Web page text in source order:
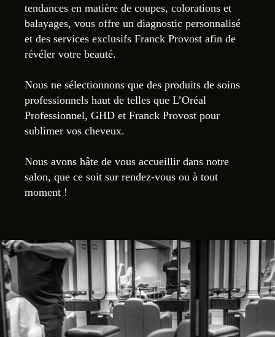
tendances en matière de coupes, colorations et
balayages, vous offre un diagnostic personnalisé
et des services exclusifs Franck Provost afin de
révéler votre beauté.
Nous ne sélectionnons que des produits de soins
professionnels haut de telles que L’Oréal
Professionnel, GHD et Franck Provost pour
sublimer vos cheveux.
Nous avons hâte de vous accueillir dans notre
salon, que ce soit sur rendez-vous ou à tout
moment !